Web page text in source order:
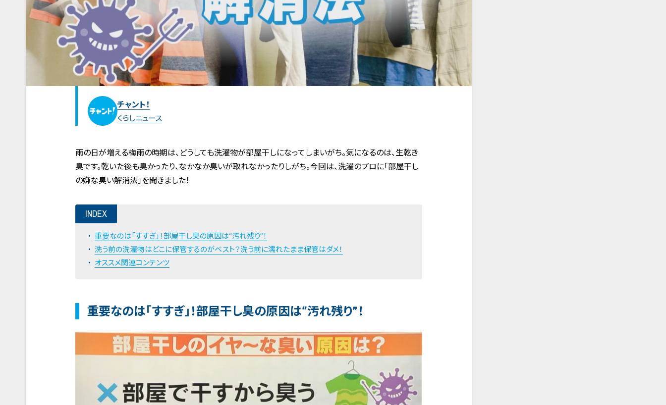
チャント！
くらしニュース
雨の日が増える梅雨の時期は、どうしても洗濯物が部屋干しになってしまいがち。気になるのは、生乾き
臭です。乾いた後も臭かったり、なかなか臭いが取れなかったりしがち。今回は、洗濯のプロに「部屋干し
の嫌な臭い解消法」を聞きました！
INDEX
重要なのは「すすぎ」！部屋干し臭の原因は“汚れ残り”！
洗う前の洗濯物はどこに保管するのがベスト？洗う前に濡れたまま保管はダメ！
オススメ関連コンテンツ
重要なのは「すすぎ」！部屋干し臭の原因は“汚れ残り”！